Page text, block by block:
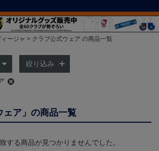
ージャ クラブ公式ウェア の商品一覧
絞り込み
ェア」の商品一覧
する商品が見つかりませんでした。